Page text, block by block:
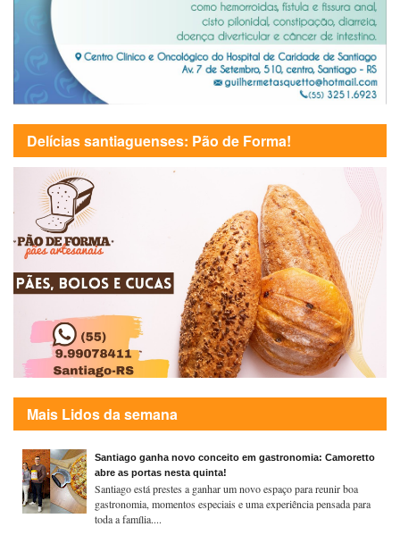
Delícias santiaguenses: Pão de Forma!
Mais Lidos da semana
Santiago ganha novo conceito em gastronomia: Camoretto
abre as portas nesta quinta!
Santiago está prestes a ganhar um novo espaço para reunir boa
gastronomia, momentos especiais e uma experiência pensada para
toda a família....